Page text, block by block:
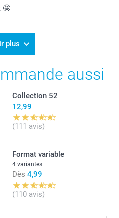
🤩
plus
aussi
Collection 52
12,99
(111 avis)
Format variable
4 variantes
Dès 4,99
(110 avis)